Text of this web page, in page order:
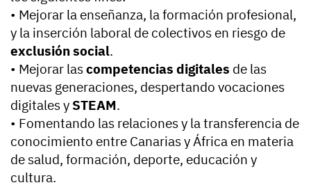
• Mejorar la enseñanza, la formación profesional,
y la inserción laboral de colectivos en riesgo de
exclusión social.
• Mejorar lascompetencias digitales de las
nuevas generaciones, despertando vocaciones
digitales y STEAM.
• Fomentando las relaciones y la transferencia de
conocimiento entre Canarias y África en materia
de salud, formación, deporte, educación y
cultura.